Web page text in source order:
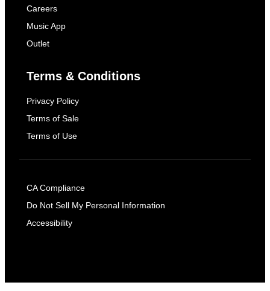
Careers
Music App
Outlet
Terms & Conditions
Privacy Policy
Terms of Sale
Terms of Use
CA Compliance
Do Not Sell My Personal Information
Accessibility